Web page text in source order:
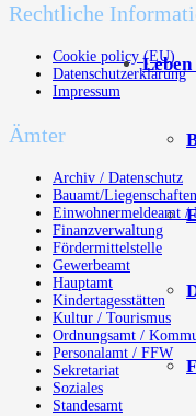
Rechtliche
Cookie policy (EU)
Datenschutzerklärung
Impressum
Ämter
Archiv / Datenschutz
Bauamt/Liegenschaften
Einwohnermeldeamt /
Finanzverwaltung
Fördermittelstelle
Gewerbeamt
Hauptamt
Kindertagesstätten
Kultur / Tourismus
Ordnungsamt /
Personalamt / FFW
Sekretariat
Soziales
Standesamt